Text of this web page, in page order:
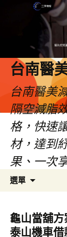
台南醫
台南醫美
隔空減脂
格，快速
材，達到
果、一次
選單
容
龜山當舖
泰山機車借